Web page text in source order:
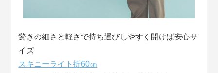
驚きの細さと軽さで持ち運びしやすく開けば安心サ
イズ
スキニーライト折60㎝